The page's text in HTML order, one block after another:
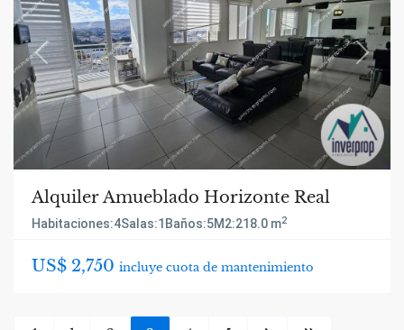
Previous Next
Alquiler Amueblado Horizonte Real
Habitaciones:4Salas:1 Baños:5M2:218.0 m2
US$ 2,750 incluye cuota de mantenimiento